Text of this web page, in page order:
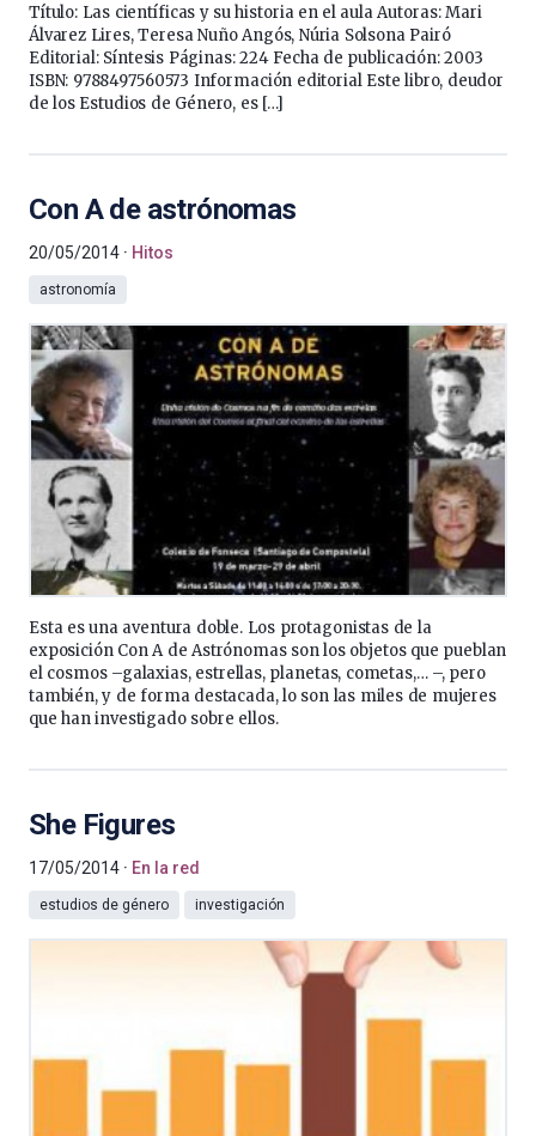
Título: Las científicas y su historia en el aula Autoras: Mari
Álvarez Lires, Teresa Nuño Angós, Núria Solsona Pairó
Editorial: Síntesis Páginas: 224 Fecha de publicación: 2003
ISBN: 9788497560573 Información editorial Este libro, deudor
de los Estudios de Género, es […]
Con A de astrónomas
20/05/2014 Hitos
astronomía
Esta es una aventura doble. Los protagonistas de la
exposición Con A de Astrónomas son los objetos que pueblan
el cosmos –galaxias, estrellas, planetas, cometas,… –, pero
también, y de forma destacada, lo son las miles de mujeres
que han investigado sobre ellos.
She Figures
17/05/2014 En la red
estudios de género investigación